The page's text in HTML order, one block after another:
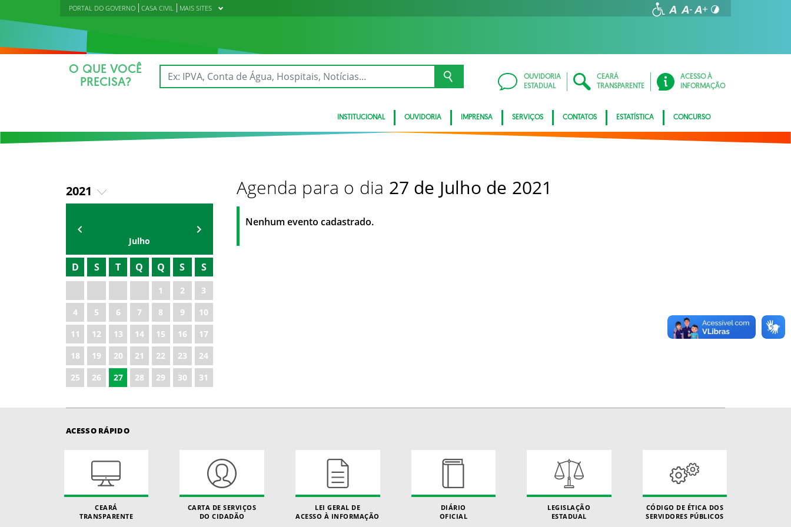
PORTAL DO GOVERNO CASA CIVIL MAIS SITES
O QUE VOCÊ
PRECISA?
OUVIDORIA
ESTADUAL
CEARÁ
TRANSPARENTE
ACESSO À
INFORMAÇÃO
INSTITUCIONAL OUVIDORIA IMPRENSA SERVIÇOS CONTATOS ESTATÍSTICA CONCURSO
2021
2019
2020
2022
2023
2024
2025
2026
Julho
D S T Q Q S S
1 2
3
4
5 6 7 8 9
10
11
12 13 14 15 16
17
18
19 20 21 22 23
24
25
26 27 28 29 30 31
Agenda para o dia 27 de Julho de 2021
Nenhum evento cadastrado.
ACESSO RÁPIDO
CEARÁ
TRANSPARENTE
CARTA DE SERVIÇOS
DO CIDADÃO
LEI GERAL DE
ACESSO À INFORMAÇÃO
DIÁRIO
OFICIAL
LEGISLAÇÃO
ESTADUAL
CÓDIGO DE ÉTICA DOS
SERVIDORES PÚBLICOS